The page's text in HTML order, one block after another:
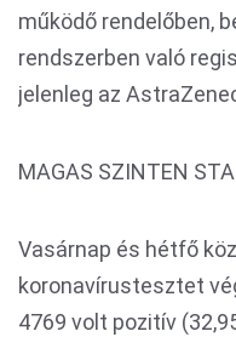
működő rendelőben,
rendszerben való
jelenleg az
MAGAS SZINTEN
Vasárnap és hétfő
koronavírustesztet
4769 volt pozitív